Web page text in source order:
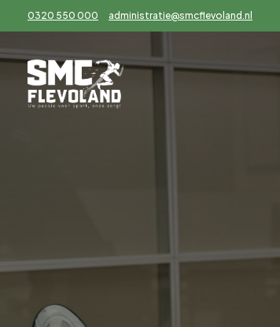
0320 550 000 administratie@smcflevoland.nl